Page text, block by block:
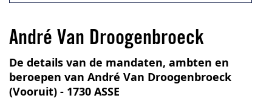
André Van Droogenbroeck
De details van de mandaten, ambten en
beroepen van André Van Droogenbroeck
(Vooruit) - 1730 ASSE